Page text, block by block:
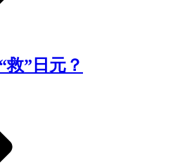
”日元？